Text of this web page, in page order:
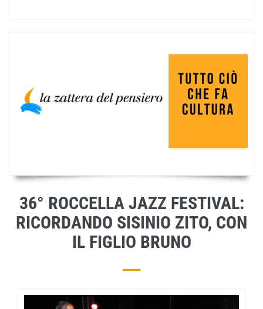
36° ROCCELLA JAZZ FESTIVAL:
RICORDANDO SISINIO ZITO, CON
IL FIGLIO BRUNO